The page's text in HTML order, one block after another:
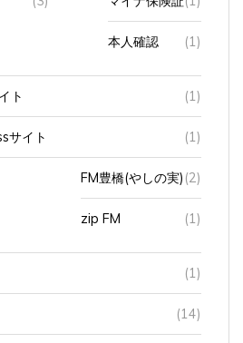
本人確認 (1)
ト (1)
サイト (1)
FM豊橋(やしの実)(2)
zip FM (1)
(1)
(14)
職 (10) 派遣会社(5)